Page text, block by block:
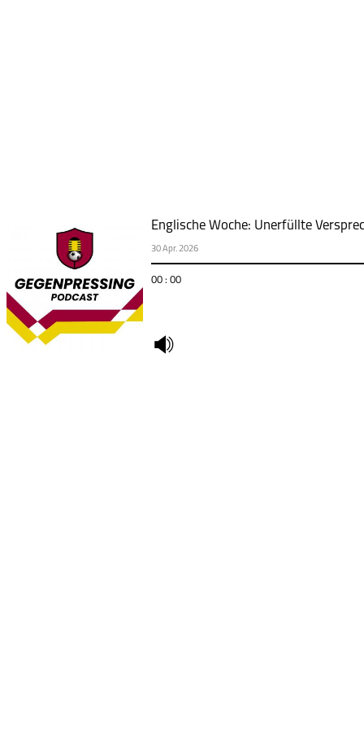
Englische Woche: Unerfüllte
30 Apr. 2026
00 : 00